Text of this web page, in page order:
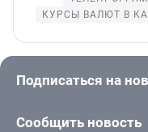
КУРСЫ ВАЛЮТ В
Подписаться на
Сообщить новость